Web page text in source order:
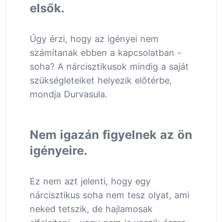
elsők.
Úgy érzi, hogy az igényei nem
számítanak ebben a kapcsolatban -
soha? A nárcisztikusok mindig a saját
szükségleteiket helyezik előtérbe,
mondja Durvasula.
Nem igazán figyelnek az ön
igényeire.
Ez nem azt jelenti, hogy egy
nárcisztikus soha nem tesz olyat, ami
neked tetszik, de hajlamosak